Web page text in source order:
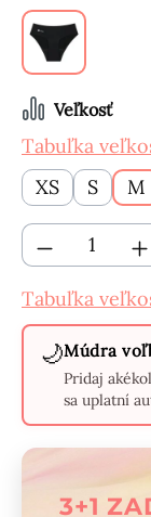
Čierne
Vyberte
Veľkosť
Tabuľka
XS
S M
Množstvo
Tabuľka
🌙Múdra
Pridaj
sa uplatní
3+1